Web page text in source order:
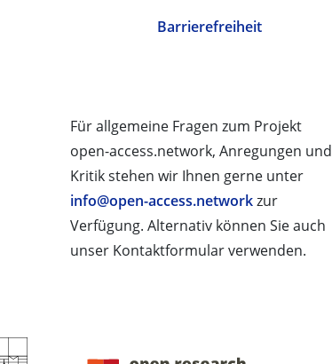
Barrierefreiheit
Für allgemeine Fragen zum Projekt
open-access.network, Anregungen und
Kritik stehen wir Ihnen gerne unter
info@open-access.networkzur
Verfügung. Alternativ können Sie auch
unser Kontaktformular verwenden.